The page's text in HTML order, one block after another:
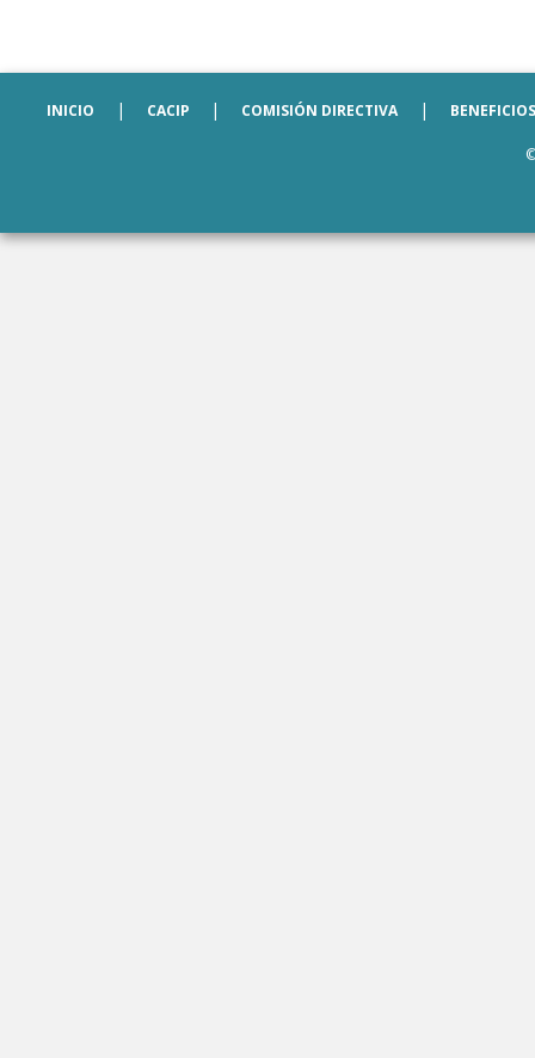
INICIO | CACIP | COMISIÓN DIRECTIVA | BENEFICIOS